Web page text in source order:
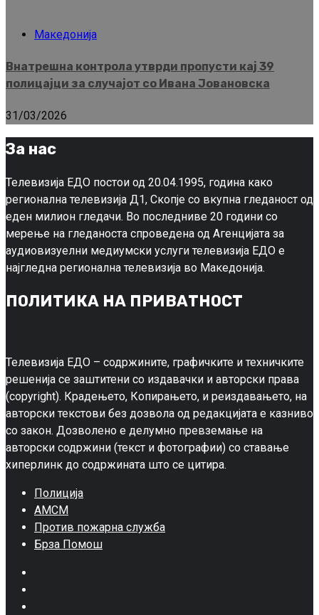
Македонија
Внатрешна контрола утврди пропусти кај 39
полицајци за случајот со Ивана Јовановска
31/03/2026
За нас
Телевизија ЕДО постои од 20.04.1995, година како
регионална телевизија Д1, Скопје со вкупна гледаност од
еден милион гледачи. Во последниве 20 години со
мерење на гледаноста спроведена од Агенцијата за
аудиовизуелни медиумски услуги телевизија ЕДО е
најгледна регионална телевизија во Македонија.
ПОЛИТИКА НА ПРИВАТНОСТ
Телевизија ЕДО – содржините, графичките и техничките
решенија се заштитени со издавачки и авторски права
(copyright). Крадењето, Копирањето, и реиздавањето, на
авторски текстови без дозвола од редакцијата е казниво
со закон. Дозволено е делумно превземање на
авторски содржини (текст и фотографии) со ставање
хиперлинк до содржината што се цитира.
Полиција
АМСМ
Против пожарна служба
Брза Помош